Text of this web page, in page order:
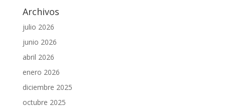
Archivos
julio 2026
junio 2026
abril 2026
enero 2026
diciembre 2025
octubre 2025